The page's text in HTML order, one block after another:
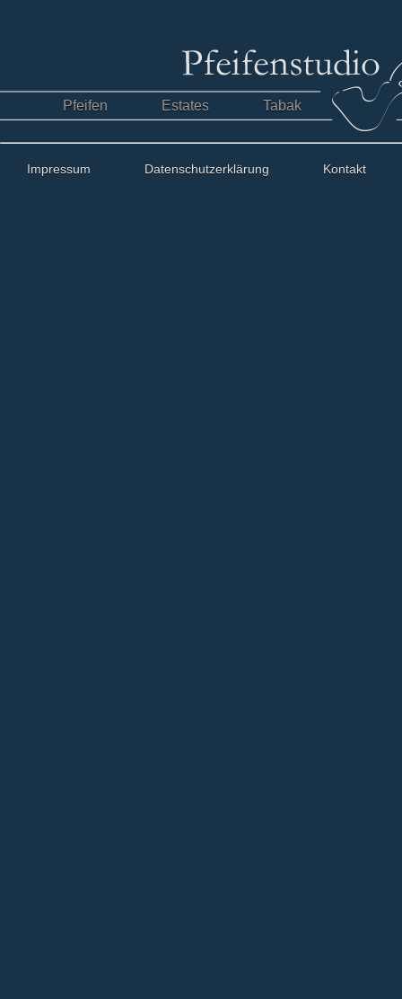
Pfeifen Estates Tabak
Impressum Datenschutzerklärung Kontakt